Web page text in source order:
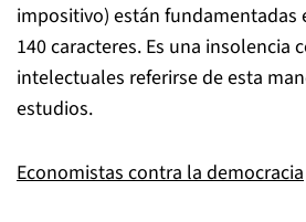
impositivo) están fundamentadas
140 caracteres. Es una insolencia
intelectuales referirse de esta
estudios.
Economistas contra la democracia